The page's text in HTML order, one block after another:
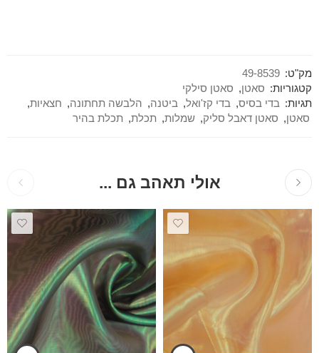
מק"ט: 49-8539
קטגוריות: סאטן, סאטן סילקי
תגיות: בדי בסיס, בדי קז'ואל, ביטנה, הלבשה תחתונה, חצאיות,
סאטן, סאטן דאבל סליק, שמלות, תכלת, תכלת בהיר
אולי תאהב גם ...